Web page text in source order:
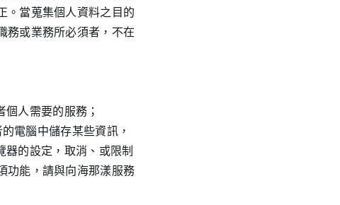
。當蒐集個人資料之目的
務或業務所必須者，不在
人需要的服務；
電腦中儲存某些資訊，
的設定，取消、或限制
功能，請與向海那漾服務